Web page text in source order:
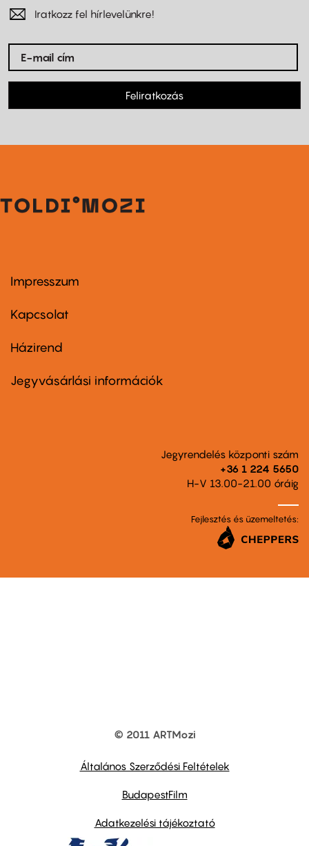
Iratkozz fel hírlevelünkre!
Feliratkozás
Footer
first
Impresszum
Kapcsolat
Footer
second
Házirend
Jegyvásárlási információk
Jegyrendelés központi szám
+36 1 224 5650
H-V 13.00-21.00 óráig
Fejlesztés és üzemeltetés:
© 2011 ARTMozi
Általános Szerződési Feltételek
BudapestFilm
Adatkezelési tájékoztató